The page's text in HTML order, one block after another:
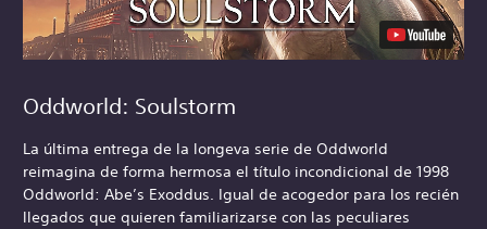
Oddworld: Soulstorm
La última entrega de la longeva serie de Oddworld
reimagina de forma hermosa el título incondicional de 1998
Oddworld: Abe’s Exoddus. Igual de acogedor para los recién
llegados que quieren familiarizarse con las peculiares